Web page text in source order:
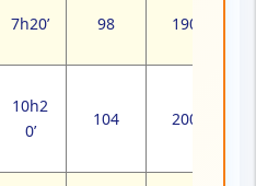
7h20’ 98 190
10h2
0’
104 200